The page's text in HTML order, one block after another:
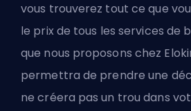
vous trouverez tout ce que
le prix de tous les services de
que nous proposons chez
permettra de prendre une
ne créera pas un trou dans